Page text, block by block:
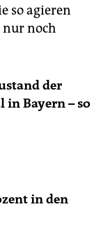
so agieren
noch
der
in Bayern – so
in den